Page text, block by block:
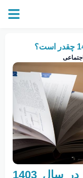
اجتماعی
حقوق اضافه کاری کارگران در سال 1403